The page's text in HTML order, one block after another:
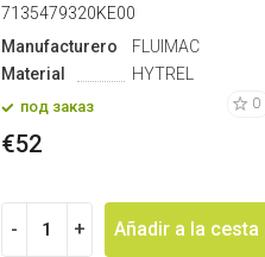
7135479320KE00
Manufacturero
FLUIMAC
Material
HYTREL
под заказ 0
€52
- + Añadir a la cesta